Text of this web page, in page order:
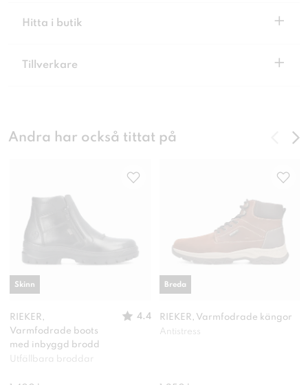
Hitta i butik +
Tillverkare +
Andra har också tittat på
RIEKER,
Varmfodrade boots
med inbyggd brodd
4.4
Utfällbara broddar
Skinn
RIEKER, Varmfodrade kängor
Antistress
Breda